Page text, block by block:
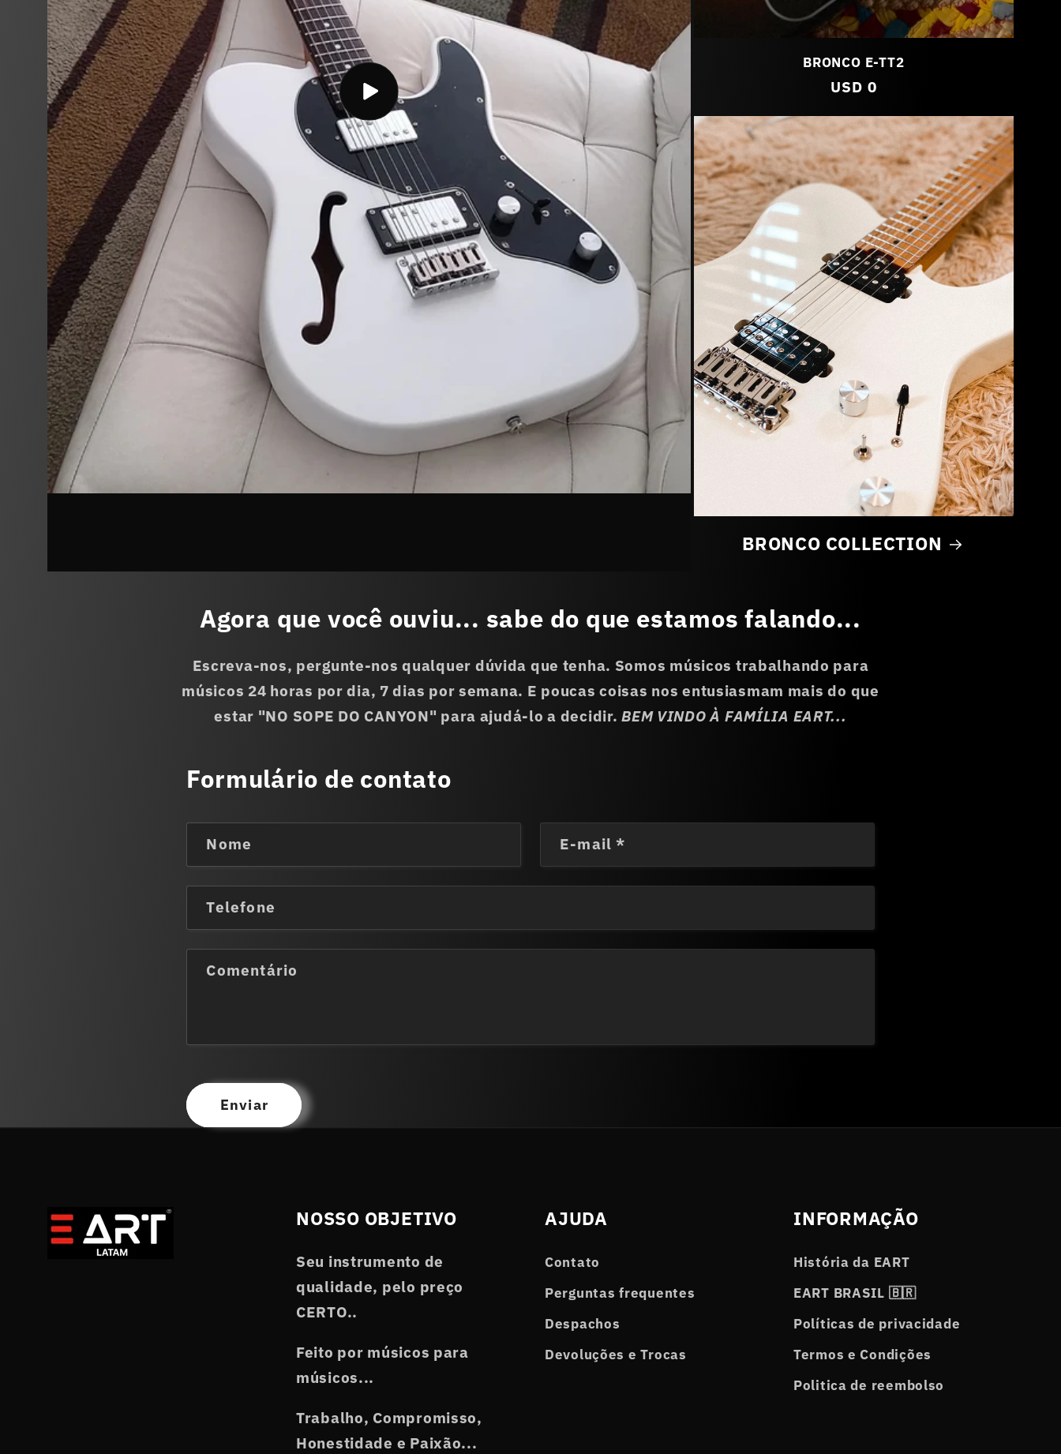
BRONCO E-TT2
Preço
USD 0
BRONCO COLLECTION
Agora que você ouviu... sabe do que estamos falando...
Escreva-nos, pergunte-nos qualquer dúvida que tenha. Somos músicos trabalhando para
músicos 24 horas por dia, 7 dias por semana. E poucas coisas nos entusiasmam mais do que
estar "NO SOPE DO CANYON" para ajudá-lo a decidir.BEM VINDO À FAMÍLIA EART...
Formulário de contato
Nome E-mail*
Telefone
Comentário
Enviar
NOSSO OBJETIVO
Seu instrumento de
qualidade, pelo preço
CERTO..
Feito por músicos para
músicos...
Trabalho, Compromisso,
Honestidade e Paixão...
AJUDA
Contato
Perguntas frequentes
Despachos
Devoluções e Trocas
INFORMAÇÃO
História da EART
EART BRASIL 🇧🇷
Políticas de privacidade
Termos e Condições
Politica de reembolso